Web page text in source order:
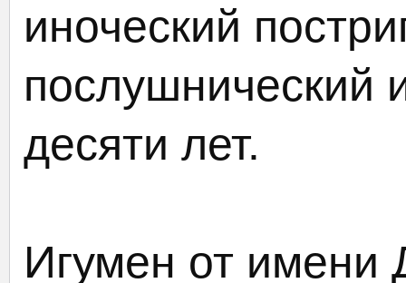
иноческий
послушнический
десяти лет.
Игумен от имени